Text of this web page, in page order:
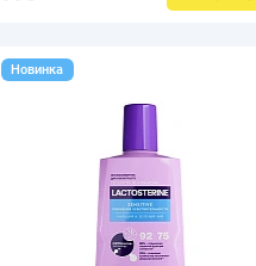
Новинка